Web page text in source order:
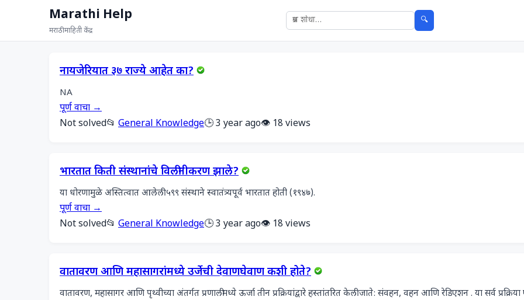
Marathi Help
मराठी माहिती केंद्र
🔍
नायजेरियात ३७ राज्ये आहेत का?
NA
पूर्ण वाचा →
Not solved📂 General Knowledge🕒 3 year ago👁️ 18 views
भारतात किती संस्थानांचे विलीनीकरण झाले?
या धोरणामुळे अस्तित्वात आलेली ५९९ संस्थाने स्वातंत्र्यपूर्व भारतात होती (१९४७).
पूर्ण वाचा →
Not solved📂 General Knowledge🕒 3 year ago👁️ 18 views
वातावरण आणि महासागरांमध्ये उर्जेची देवाणघेवाण कशी होते?
वातावरण, महासागर आणि पृथ्वीच्या अंतर्गत प्रणालीमध्ये ऊर्जा तीन प्रक्रियांद्वारे हस्तांतरित केली जाते: संवहन, वहन आणि रेडिएशन . या सर्व